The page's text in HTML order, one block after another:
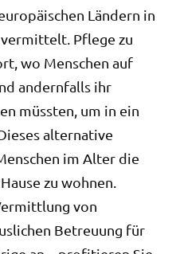
Ländern in
Pflege zu
wo Menschen auf
andernfalls ihr
müssten, um in ein
alternative
im Alter die
zu wohnen.
von
Betreuung für